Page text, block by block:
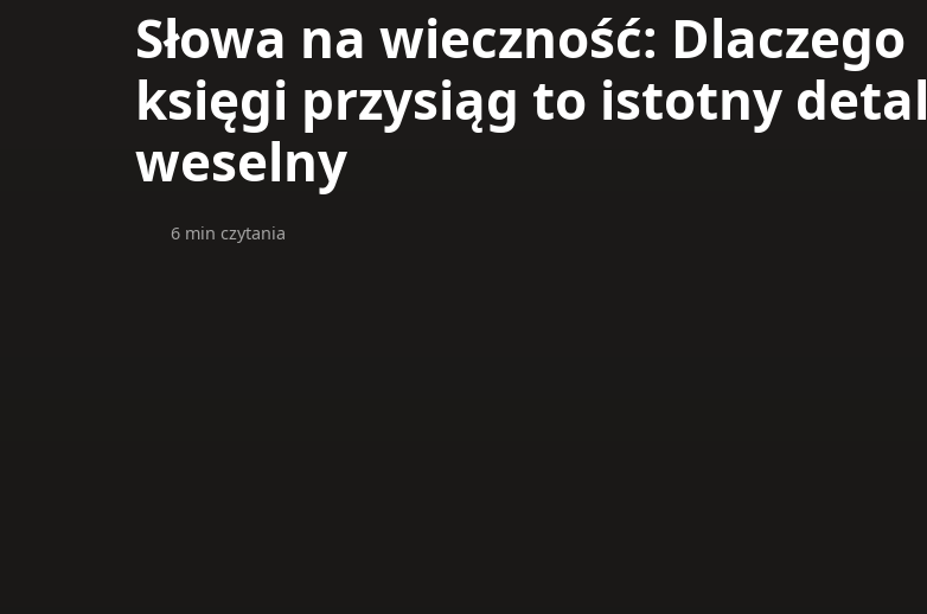
Słowa na wieczność: Dlaczego
księgi przysiąg to istotny detal
weselny
6 min czytania